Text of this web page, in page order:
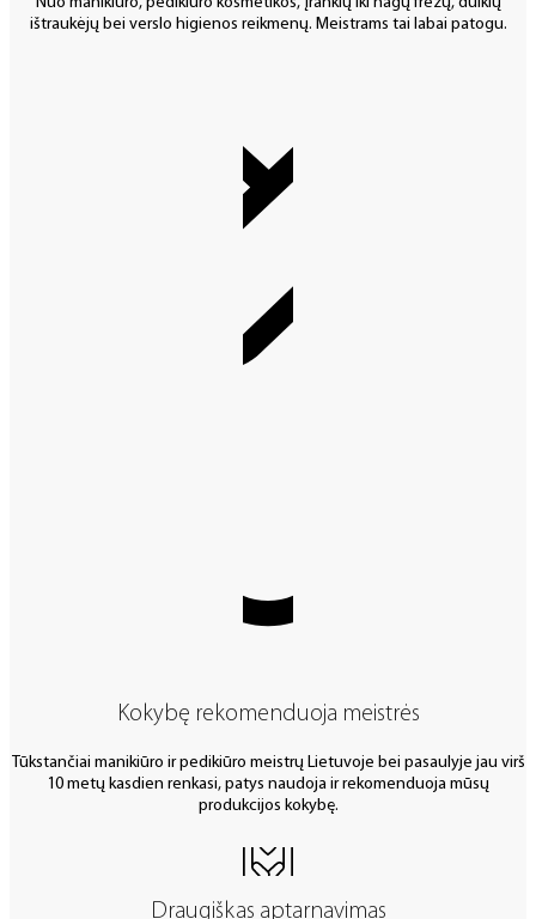
ištraukėjų bei verslo higienos reikmenų. Meistrams tai labai patogu.
Kokybę rekomenduoja meistrės
Tūkstančiai manikiūro ir pedikiūro meistrų Lietuvoje bei pasaulyje jau virš
10 metų kasdien renkasi, patys naudoja ir rekomenduoja mūsų
produkcijos kokybę.
Draugiškas aptarnavimas